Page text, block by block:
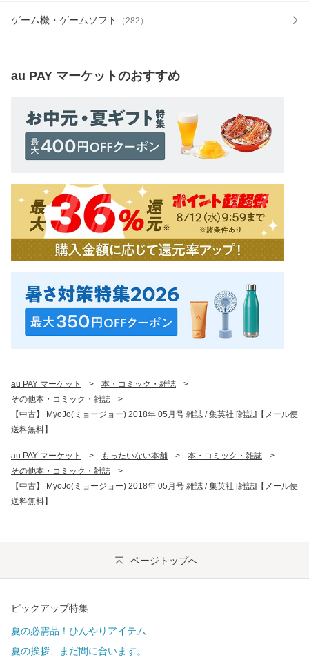
ゲーム機・ゲームソフト （282 ）
au PAY マーケットのおすすめ
au PAY マーケット > 本・コミック・雑誌
>
その他本・コミック・雑誌
>
【中古】 MyoJo(ミョージョー) 2018年 05月号 雑誌 / 集英社 [雑誌]【メール便
送料無料】
au PAY マーケット > もったいない本舗 > 本・コミック・雑誌
>
その他本・コミック・雑誌
>
【中古】 MyoJo(ミョージョー) 2018年 05月号 雑誌 / 集英社 [雑誌]【メール便
送料無料】
ページトップへ
ピックアップ特集
夏の必需品！ひんやりアイテム
夏の挨拶、まだ間に合います。